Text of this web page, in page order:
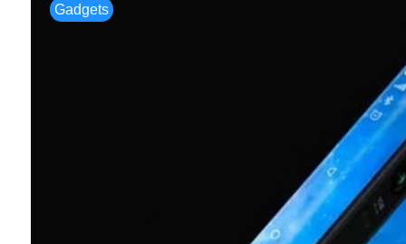
Gadgets